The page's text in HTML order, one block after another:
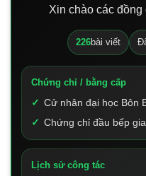
Xin chào các đồng
226bài viết
Chứng chỉ / bằng cấp
Cử nhân đại học Bôn
Chứng chỉ đầu bếp
Lịch sử công tác